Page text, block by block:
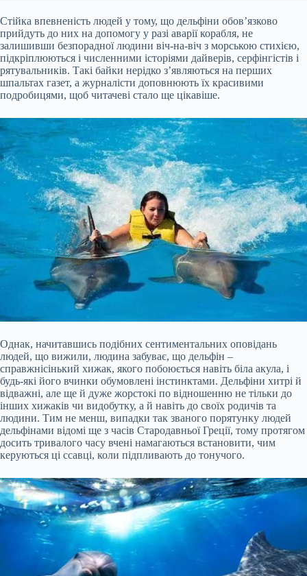
Стійка впевненість людей у тому, що дельфіни обов’язково
прийдуть до них на допомогу у разі аварії корабля, не
залишивши безпорадної людини віч-на-віч з морською стихією,
підкріплюються і численними історіями дайверів, серфінгістів і
рятувальників. Такі байки нерідко з’являються на перших
шпальтах газет, а журналісти доповнюють їх красивими
подробицями, щоб читачеві стало ще цікавіше.
Однак, начитавшись подібних сентиментальних оповідань
людей, що вижили, людина забуває, що дельфін –
справжнісінький хижак, якого побоюється навіть біла акула, і
будь-які його вчинки обумовлені інстинктами. Дельфіни хитрі й
відважні, але ще й дуже жорстокі по відношенню не тільки до
інших хижаків чи видобутку, а й навіть до своїх родичів та
людини. Тим не менш, випадки так званого порятунку людей
дельфінами відомі ще з часів Стародавньої Греції, тому протягом
досить тривалого часу вчені намагаються встановити, чим
керуються ці ссавці, коли підпливають до тонучого.